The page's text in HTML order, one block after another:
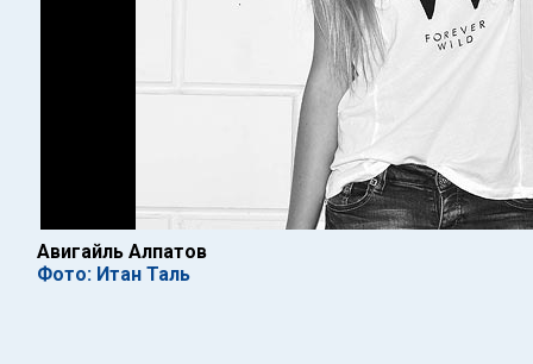
Авигайль Алпатов
Фото: Итан Таль